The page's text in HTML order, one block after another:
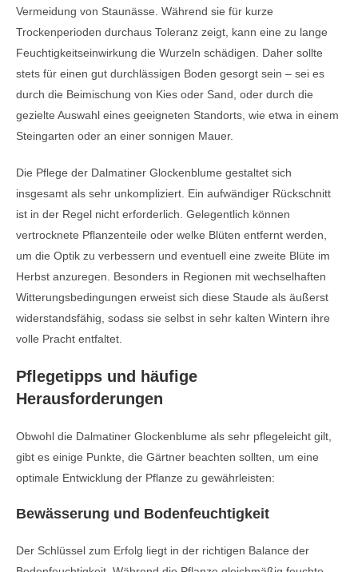
Vermeidung von Staunässe. Während sie für kurze
Trockenperioden durchaus Toleranz zeigt, kann eine zu lange
Feuchtigkeitseinwirkung die Wurzeln schädigen. Daher sollte
stets für einen gut durchlässigen Boden gesorgt sein – sei es
durch die Beimischung von Kies oder Sand, oder durch die
gezielte Auswahl eines geeigneten Standorts, wie etwa in einem
Steingarten oder an einer sonnigen Mauer.
Die Pflege der Dalmatiner Glockenblume gestaltet sich
insgesamt als sehr unkompliziert. Ein aufwändiger Rückschnitt
ist in der Regel nicht erforderlich. Gelegentlich können
vertrocknete Pflanzenteile oder welke Blüten entfernt werden,
um die Optik zu verbessern und eventuell eine zweite Blüte im
Herbst anzuregen. Besonders in Regionen mit wechselhaften
Witterungsbedingungen erweist sich diese Staude als äußerst
widerstandsfähig, sodass sie selbst in sehr kalten Wintern ihre
volle Pracht entfaltet.
Pflegetipps und häufige
Herausforderungen
Obwohl die Dalmatiner Glockenblume als sehr pflegeleicht gilt,
gibt es einige Punkte, die Gärtner beachten sollten, um eine
optimale Entwicklung der Pflanze zu gewährleisten:
Bewässerung und Bodenfeuchtigkeit
Der Schlüssel zum Erfolg liegt in der richtigen Balance der